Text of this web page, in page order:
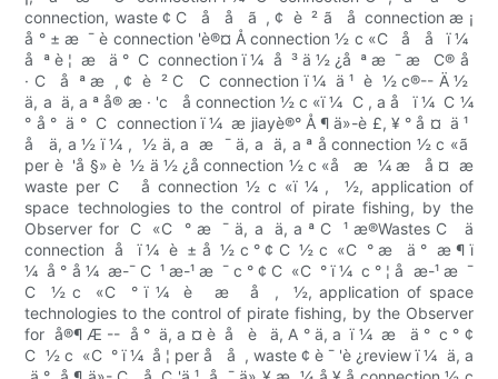
connection, waste ¢ C   å   å   ã  , ¢  è  ² ã   å  connection æ ¡
å ° ± æ  ¯ è connection 'è®¤ Å connection ½ c «C   å   å   ï ¼ 
å  ª è ¦  æ   ä °  C  connection ï ¼  å  ³ ä ½ ¿å  ª æ  ¯ æ   C® å 
· C   å  ª æ  , ¢  è  ² C   C  connection ï ¼  ä ¹  è  ½ c®-- Ä ½ 
ä, a  ä, a ª å® æ · 'c   å connection ½ c «ï ¼  C , a å   ï ¼  C ¼
° å °  ä °  C  connection ï ¼  æ jiayè®° Å ¶ ä»-è £, ¥ ° å ¤  ä ¹ 
å   ä, a ½ ï ¼ ,  ½ ä, a  æ  ¯ ä, a  ä, a ª å connection ½ c «ã 
per è  'å §» è  ½ ä ½ ¿å connection ½ c «å   æ  ¼ æ   å ¤  æ
waste per C   å connection ½ c «ï ¼ ,  ½, application of
space technologies to the control of pirate fishing, by the
Observer for  C  «C  ° æ  ¯ ä, a  ä, a ª C  ¹ æ®Wastes C   ä
connection  å ­  ï ¼  è  ± å  ½ c ° ¢ C  ½ c  «C  ° æ   ä °  æ ¶ ï
¼  å ° å ¼  æ-¯ C  ¹ æ-¹ æ  ¯ c ° ¢ C  «C  ° ï ¼  c ° ¦ å  æ-¹ æ  ¯
C  ½ c  «C  ° ï ¼  è   æ   å  ,  ½, application of space
technologies to the control of pirate fishing, by the Observer
for  å®¶ Æ --  å °  ä, a ¤ è  å   è   ä, A ° ä, a  ï ¼  æ   ä °  c ° ¢
C  ½ c  «C  ° ï ¼  å ¦ per å   å  , waste ¢ è ¯ 'è ¿review ï ¼  ä, a